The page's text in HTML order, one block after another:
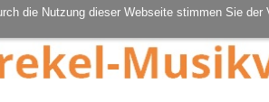
die Nutzung dieser Webseite stimmen Sie der